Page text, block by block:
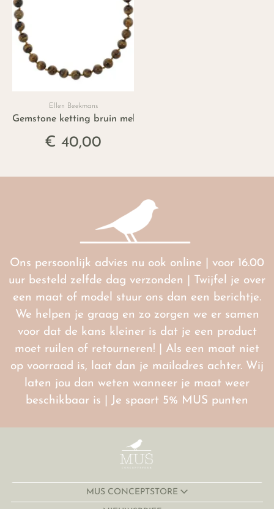
Ellen Beekmans
Gemstone ketting bruin melee
€ 40,00
Ons persoonlijk advies nu ook online | voor 16.00
uur besteld zelfde dag verzonden | Twijfel je over
een maat of model stuur ons dan een berichtje.
We helpen je graag en zo zorgen we er samen
voor dat de kans kleiner is dat je een product
moet ruilen of retourneren! | Als een maat niet
op voorraad is, laat dan je mailadres achter. Wij
laten jou dan weten wanneer je maat weer
beschikbaar is | Je spaart 5% MUS punten
MUS CONCEPTSTORE